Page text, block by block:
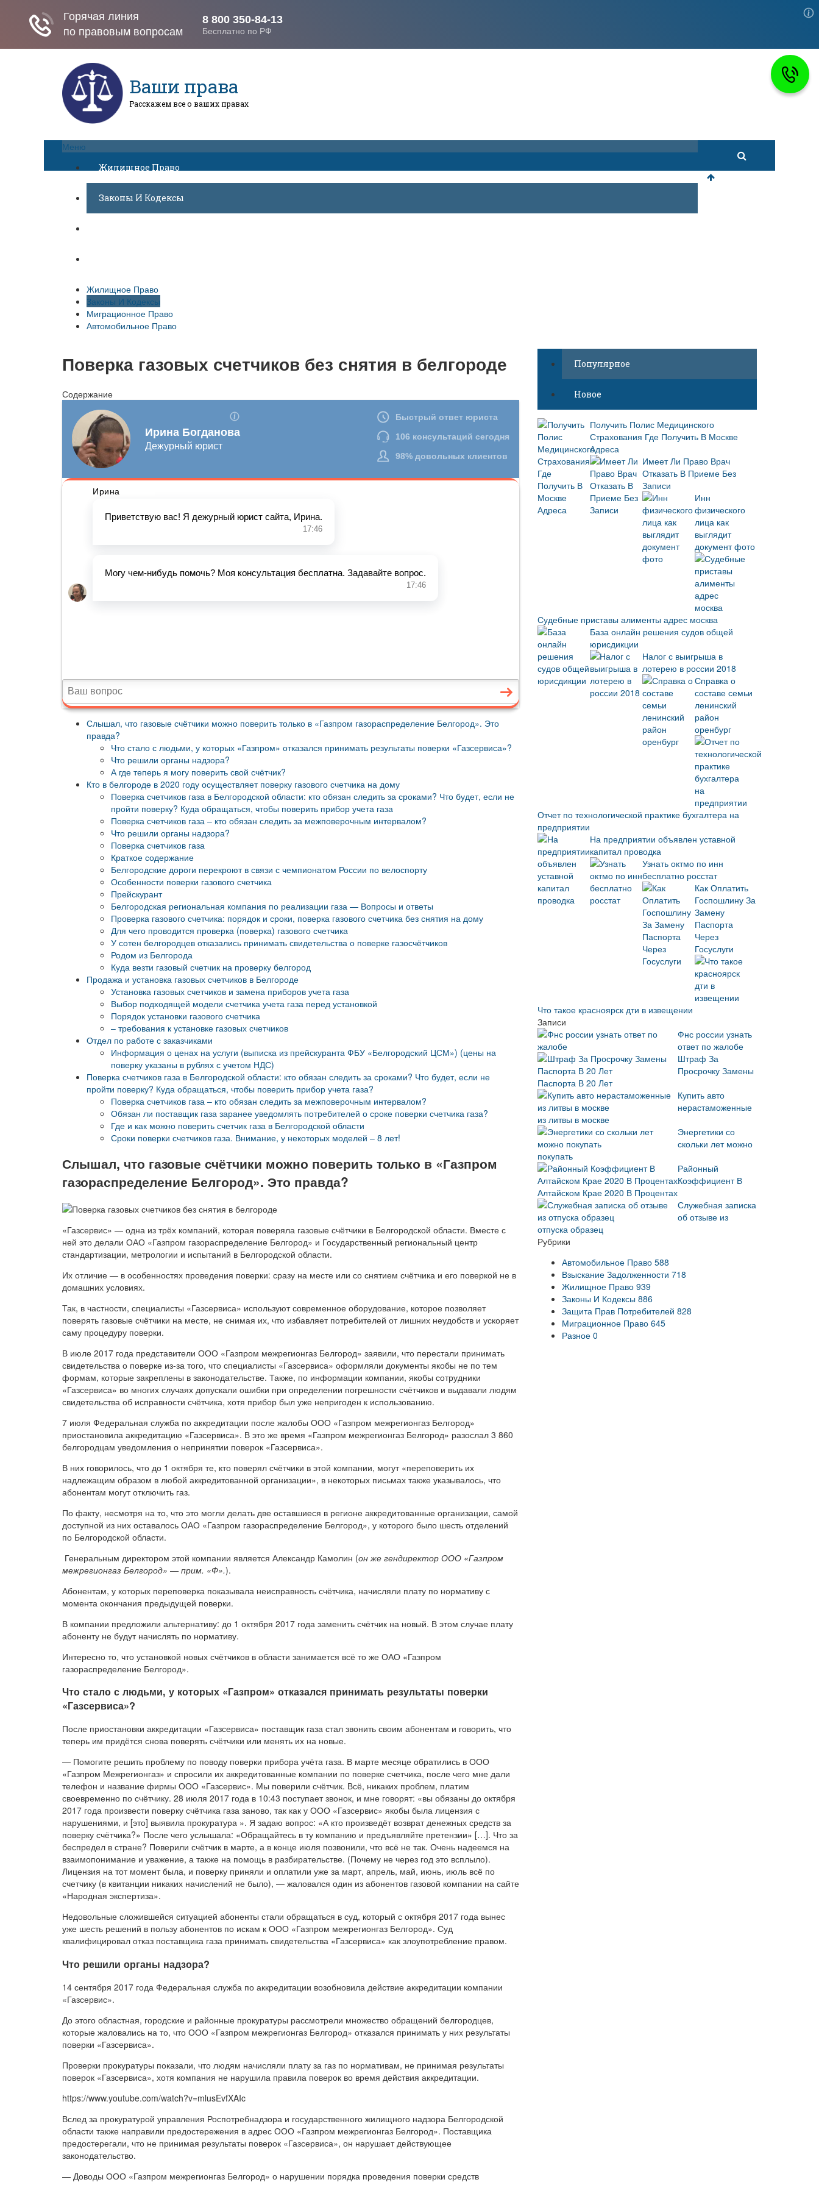
Ваши права
Расскажем все о ваших правах
Меню
Жилищное Право
Законы И Кодексы
Жилищное Право
Законы И Кодексы
Миграционное Право
Автомобильное Право
Поверка газовых счетчиков без снятия в белгороде
Содержание
Слышал, что газовые счётчики можно поверить только в «Газпром газораспределение Белгород». Это
правда?
Что стало с людьми, у которых «Газпром» отказался принимать результаты поверки «Газсервиса»?
Что решили органы надзора?
А где теперь я могу поверить свой счётчик?
Кто в белгороде в 2020 году осуществляет поверку газового счетчика на дому
Поверка счетчиков газа в Белгородской области: кто обязан следить за сроками? Что будет, если не
пройти поверку? Куда обращаться, чтобы поверить прибор учета газа
Поверка счетчиков газа – кто обязан следить за межповерочным интервалом?
Что решили органы надзора?
Поверка счетчиков газа
Краткое содержание
Белгородские дороги перекроют в связи с чемпионатом России по велоспорту
Особенности поверки газового счетчика
Прейскурант
Белгородская региональная компания по реализации газа — Вопросы и ответы
Проверка газового счетчика: порядок и сроки, поверка газового счетчика без снятия на дому
Для чего проводится проверка (поверка) газового счетчика
У сотен белгородцев отказались принимать свидетельства о поверке газосчётчиков
Родом из Белгорода
Куда везти газовый счетчик на проверку белгород
Продажа и установка газовых счетчиков в Белгороде
Установка газовых счетчиков и замена приборов учета газа
Выбор подходящей модели счетчика учета газа перед установкой
Порядок установки газового счетчика
– требования к установке газовых счетчиков
Отдел по работе с заказчиками
Информация о ценах на услуги (выписка из прейскуранта ФБУ «Белгородский ЦСМ») (цены на
поверку указаны в рублях с учетом НДС)
Поверка счетчиков газа в Белгородской области: кто обязан следить за сроками? Что будет, если не
пройти поверку? Куда обращаться, чтобы поверить прибор учета газа?
Поверка счетчиков газа – кто обязан следить за межповерочным интервалом?
Обязан ли поставщик газа заранее уведомлять потребителей о сроке поверки счетчика газа?
Где и как можно поверить счетчик газа в Белгородской области
Сроки поверки счетчиков газа. Внимание, у некоторых моделей – 8 лет!
Слышал, что газовые счётчики можно поверить только в «Газпром
газораспределение Белгород». Это правда?
«Газсервис» — одна из трёх компаний, которая поверяла газовые счётчики в Белгородской области. Вместе с
ней это делали ОАО «Газпром газораспределение Белгород» и Государственный региональный центр
стандартизации, метрологии и испытаний в Белгородской области.
Их отличие — в особенностях проведения поверки: сразу на месте или со снятием счётчика и его поверкой не в
домашних условиях.
Так, в частности, специалисты «Газсервиса» используют современное оборудование, которое позволяет
поверять газовые счётчики на месте, не снимая их, что избавляет потребителей от лишних неудобств и ускоряет
саму процедуру поверки.
В июле 2017 года представители ООО «Газпром межрегионгаз Белгород» заявили, что перестали принимать
свидетельства о поверке из-за того, что специалисты «Газсервиса» оформляли документы якобы не по тем
формам, которые закреплены в законодательстве. Также, по информации компании, якобы сотрудники
«Газсервиса» во многих случаях допускали ошибки при определении погрешности счётчиков и выдавали людям
свидетельства об исправности счётчика, хотя прибор был уже непригоден к использованию.
7 июля Федеральная служба по аккредитации после жалобы ООО «Газпром межрегионгаз Белгород»
приостановила аккредитацию «Газсервиса». В это же время «Газпром межрегионгаз Белгород» разослал 3 860
белгородцам уведомления о непринятии поверок «Газсервиса».
В них говорилось, что до 1 октября те, кто поверял счётчики в этой компании, могут «переповерить их
надлежащим образом в любой аккредитованной организации», в некоторых письмах также указывалось, что
абонентам могут отключить газ.
По факту, несмотря на то, что это могли делать две оставшиеся в регионе аккредитованные организации, самой
доступной из них оставалось ОАО «Газпром газораспределение Белгород», у которого было шесть отделений
по Белгородской области.
Генеральным директором этой компании является Александр Камолин (он же гендиректор ООО «Газпром
межрегионгаз Белгород» — прим. «Ф».).
Абонентам, у которых переповерка показывала неисправность счётчика, начисляли плату по нормативу с
момента окончания предыдущей поверки.
В компании предложили альтернативу: до 1 октября 2017 года заменить счётчик на новый. В этом случае плату
абоненту не будут начислять по нормативу.
Интересно то, что установкой новых счётчиков в области занимается всё то же ОАО «Газпром
газораспределение Белгород».
Что стало с людьми, у которых «Газпром» отказался принимать результаты поверки
«Газсервиса»?
После приостановки аккредитации «Газсервиса» поставщик газа стал звонить своим абонентам и говорить, что
теперь им придётся снова поверять счётчики или менять их на новые.
— Помогите решить проблему по поводу поверки прибора учёта газа. В марте месяце обратились в ООО
«Газпром Межрегионгаз» и спросили их аккредитованные компании по поверке счетчика, после чего мне дали
телефон и название фирмы ООО «Газсервис». Мы поверили счётчик. Всё, никаких проблем, платим
своевременно по счётчику. 28 июля 2017 года в 10:43 поступает звонок, и мне говорят: «вы обязаны до октября
2017 года произвести поверку счётчика газа заново, так как у ООО «Газсервис» якобы была лицензия с
нарушениями, и [это] выявила прокуратура ». Я задаю вопрос: «А кто произведёт возврат денежных средств за
поверку счётчика?» После чего услышала: «Обращайтесь в ту компанию и предъявляйте претензии» […]. Что за
беспредел в стране? Поверили счётчик в марте, а в конце июля позвонили, что всё не так. Очень надеемся на
взаимопонимание и уважение, а также на помощь в разбирательстве. (Почему не через год это всплыло).
Лицензия на тот момент была, и поверку приняли и оплатили уже за март, апрель, май, июнь, июль всё по
счетчику (в квитанции никаких начислений не было), — жаловался один из абонентов газовой компании на сайте
«Народная экспертиза».
Недовольные сложившейся ситуацией абоненты стали обращаться в суд, который с октября 2017 года вынес
уже шесть решений в пользу абонентов по искам к ООО «Газпром межрегионгаз Белгород». Суд
квалифицировал отказ поставщика газа принимать свидетельства «Газсервиса» как злоупотребление правом.
Что решили органы надзора?
14 сентября 2017 года Федеральная служба по аккредитации возобновила действие аккредитации компании
«Газсервис».
До этого областная, городские и районные прокуратуры рассмотрели множество обращений белгородцев,
которые жаловались на то, что ООО «Газпром межрегионгаз Белгород» отказался принимать у них результаты
поверки «Газсервиса».
Проверки прокуратуры показали, что людям начисляли плату за газ по нормативам, не принимая результаты
поверок «Газсервиса», хотя компания не нарушила правила поверок во время действия аккредитации.
https://www.youtube.com/watch?v=mlusEvfXAIc
Вслед за прокуратурой управления Роспотребнадзора и государственного жилищного надзора Белгородской
области также направили предостережения в адрес ООО «Газпром межрегионгаз Белгород». Поставщика
предостерегали, что не принимая результаты поверок «Газсервиса», он нарушает действующее
законодательство.
— Доводы ООО «Газпром межрегионгаз Белгород» о нарушении порядка проведения поверки средств
Популярное
Новое
Получить Полис Медицинского
Страхования Где Получить В Москве
Адреса
Имеет Ли Право Врач
Отказать В Приеме Без
Записи
Инн
физического
лица как
выглядит
документ фото
Судебные приставы алименты адрес москва
База онлайн решения судов общей
юрисдикции
Налог с выигрыша в
лотерею в россии 2018
Справка о
составе семьи
ленинский
район
оренбург
Отчет по технологической практике бухгалтера на
предприятии
На предприятии объявлен уставной
капитал проводка
Узнать октмо по инн
бесплатно росстат
Как Оплатить
Госпошлину За
Замену
Паспорта
Через
Госуслуги
Что такое красноярск дти в извещении
Записи
Фнс россии узнать
ответ по жалобе
Штраф За
Просрочку Замены
Паспорта В 20 Лет
Купить авто
нерастаможенные
из литвы в москве
Энергетики со
скольки лет можно
покупать
Районный
Коэффициент В
Алтайском Крае 2020 В Процентах
Служебная записка
об отзыве из
отпуска образец
Рубрики
Автомобильное Право 588
Взыскание Задолженности 718
Жилищное Право 939
Законы И Кодексы 886
Защита Прав Потребителей 828
Миграционное Право 645
Разное 0